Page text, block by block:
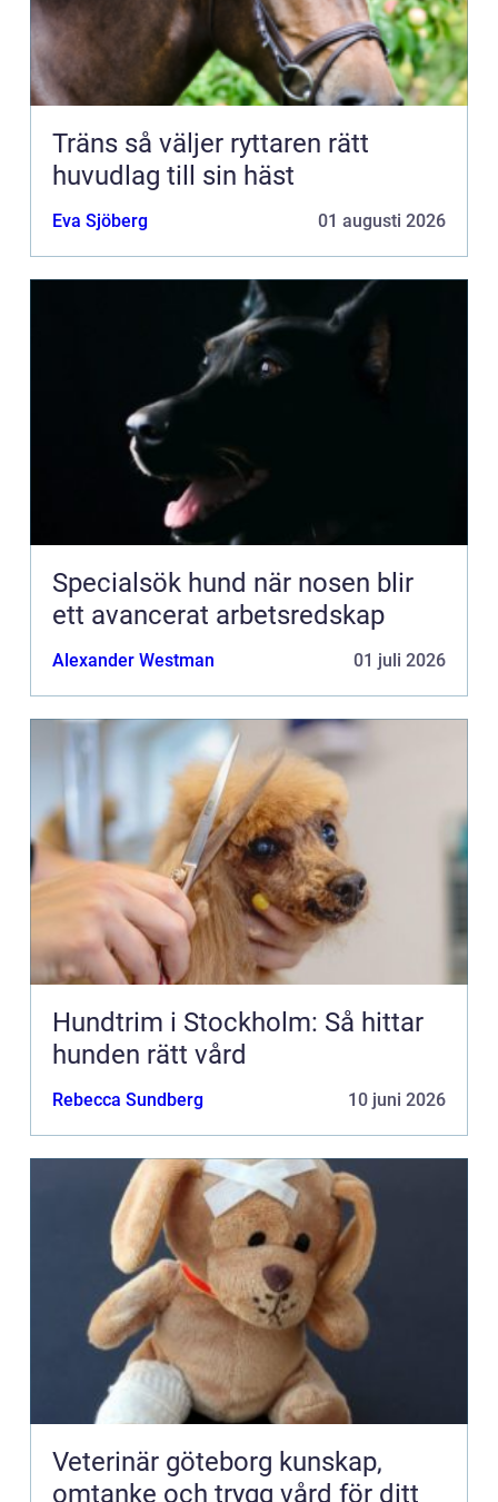
Träns så väljer ryttaren rätt
huvudlag till sin häst
Eva Sjöberg 01 augusti 2026
Specialsök hund när nosen blir
ett avancerat arbetsredskap
Alexander Westman 01 juli 2026
Hundtrim i Stockholm: Så hittar
hunden rätt vård
Rebecca Sundberg 10 juni 2026
Veterinär göteborg kunskap,
omtanke och trygg vård för ditt